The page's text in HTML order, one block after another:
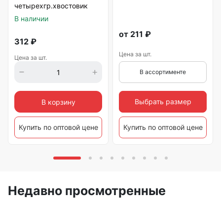
четырехгр.хвостовик
VERTEXTOOLS
В наличии
312 ₽
Цена за шт.
В корзину
Купить по оптовой цене
от 211 ₽
Цена за шт.
В ассортименте
Выбрать размер
Купить по оптовой цене
Недавно просмотренные